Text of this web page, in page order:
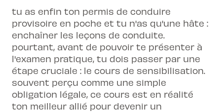
tu as enfin ton permis de conduire
provisoire en poche et tu n'as qu'une hâte :
enchaîner les leçons de conduite.
pourtant, avant de pouvoir te présenter à
l'examen pratique, tu dois passer par une
étape cruciale : le cours de sensibilisation.
souvent perçu comme une simple
obligation légale, ce cours est en réalité
ton meilleur allié pour devenir un